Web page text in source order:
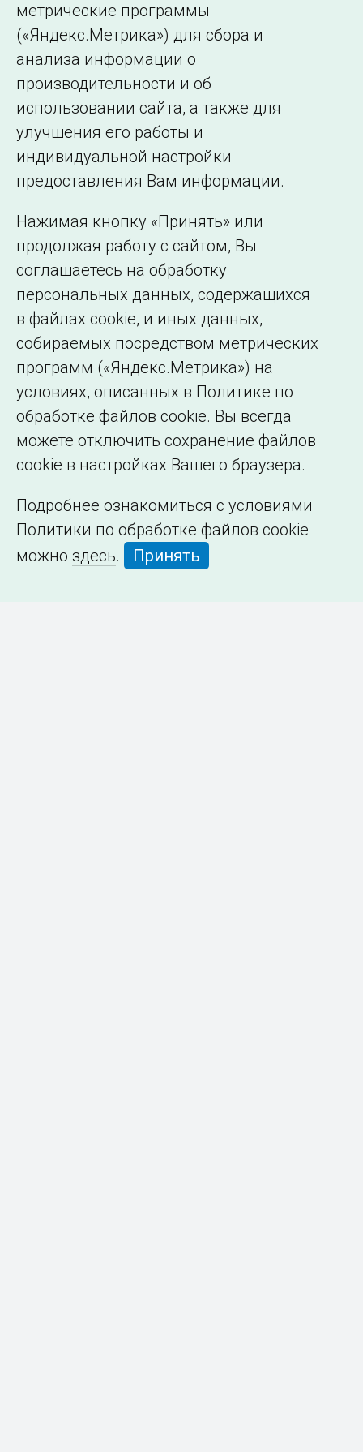
©2005–2026 АО «СО ЕЭС»
Филиалы и
представительства
образовательной
организации
метрические программы
(«Яндекс.Метрика») для сбора и
анализа информации о
производительности и об
использовании сайта, а также для
улучшения его работы и
индивидуальной настройки
предоставления Вам информации.
Нажимая кнопку «Принять» или
продолжая работу с сайтом, Вы
соглашаетесь на обработку
персональных данных, содержащихся
в файлах cookie, и иных данных,
собираемых посредством метрических
программ («Яндекс.Метрика») на
условиях, описанных в Политике по
обработке файлов cookie. Вы всегда
можете отключить сохранение файлов
cookie в настройках Вашего браузера.
Подробнее ознакомиться с условиями
Политики по обработке файлов cookie
можно здесь. Принять